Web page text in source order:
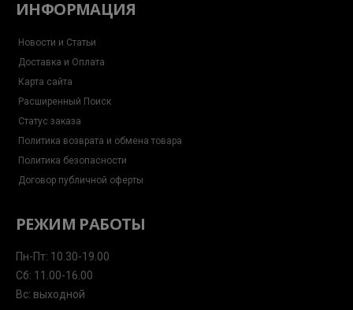
ИНФОРМАЦИЯ
Новости и Статьи
Доставка и Оплата
Карта сайта
Расширенный Поиск
Статус заказа
Политика возврата и обмена товара
Политика безопасности
Договор публичной оферты
РЕЖИМ РАБОТЫ
Пн-Пт: 10.30-19.00
Сб: 11.00-16.00
Вс: выходной